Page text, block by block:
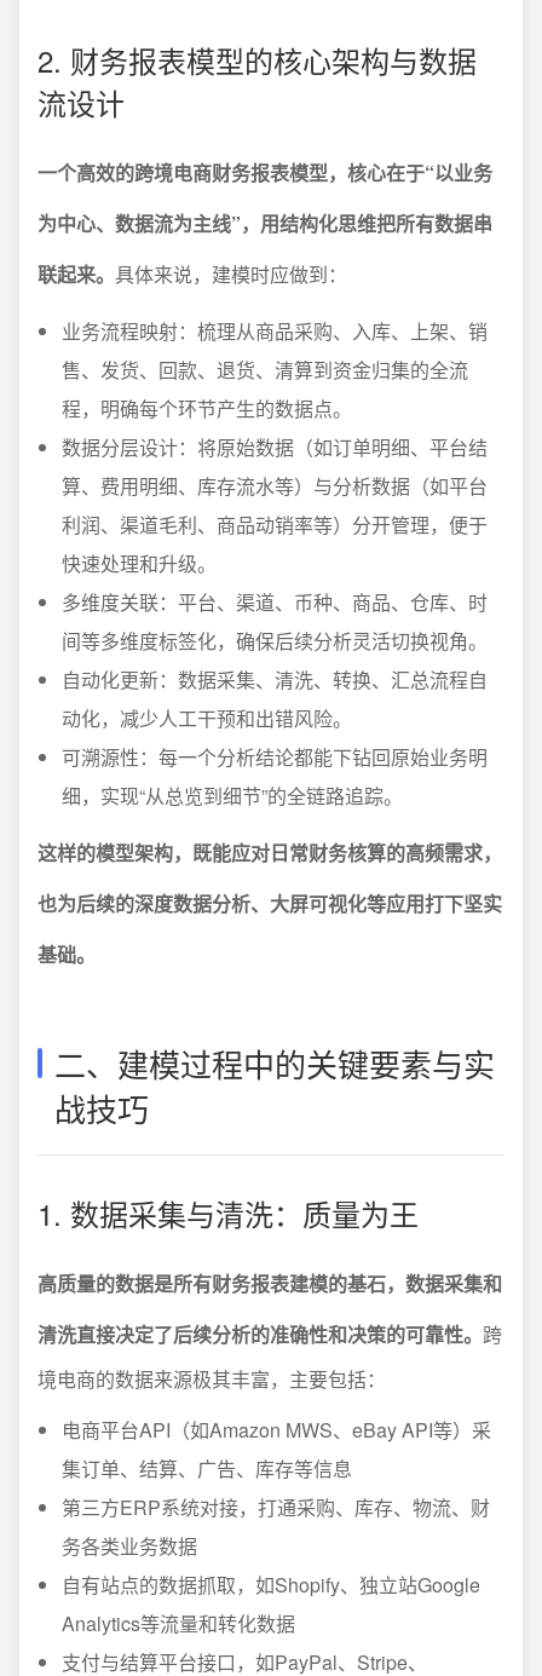
2. 财务报表模型的核心架构与数据
流设计
一个高效的跨境电商财务报表模型，核心在于“以业务
为中心、数据流为主线”，用结构化思维把所有数据串
联起来。 具体来说，建模时应做到：
业务流程映射：梳理从商品采购、入库、上架、销
售、发货、回款、退货、清算到资金归集的全流
程，明确每个环节产生的数据点。
数据分层设计：将原始数据（如订单明细、平台结
算、费用明细、库存流水等）与分析数据（如平台
利润、渠道毛利、商品动销率等）分开管理，便于
快速处理和升级。
多维度关联：平台、渠道、币种、商品、仓库、时
间等多维度标签化，确保后续分析灵活切换视角。
自动化更新：数据采集、清洗、转换、汇总流程自
动化，减少人工干预和出错风险。
可溯源性：每一个分析结论都能下钻回原始业务明
细，实现“从总览到细节”的全链路追踪。
这样的模型架构，既能应对日常财务核算的高频需求，
也为后续的深度数据分析、大屏可视化等应用打下坚实
基础。
二、建模过程中的关键要素与实
战技巧
1. 数据采集与清洗：质量为王
高质量的数据是所有财务报表建模的基石，数据采集和
清洗直接决定了后续分析的准确性和决策的可靠性。 跨
境电商的数据来源极其丰富，主要包括：
电商平台API（如Amazon MWS、eBay API等）采
集订单、结算、广告、库存等信息
第三方ERP系统对接，打通采购、库存、物流、财
务各类业务数据
自有站点的数据抓取，如Shopify、独立站Google
Analytics等流量和转化数据
支付与结算平台接口，如PayPal、Stripe、